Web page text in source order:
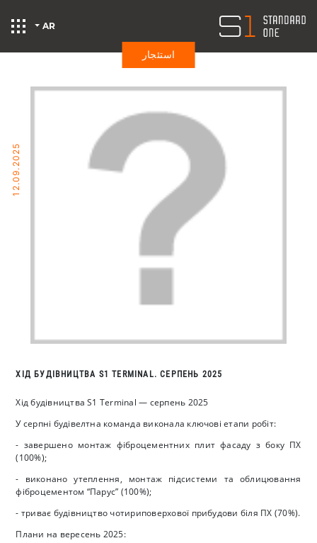
استئجار
AR
12.09.2025
ХІД БУДІВНИЦТВА S1 TERMINAL. СЕРПЕНЬ 2025
Хід будівництва S1 Terminal — серпень 2025
У серпні будівелтна команда виконала ключові етапи робіт:
- завершено монтаж фіброцементних плит фасаду з боку ПХ
(100%);
- виконано утеплення, монтаж підсистеми та облицювання
фіброцементом “Парус” (100%);
- триває будівництво чотириповерхової прибудови біля ПХ (70%).
Плани на вересень 2025: